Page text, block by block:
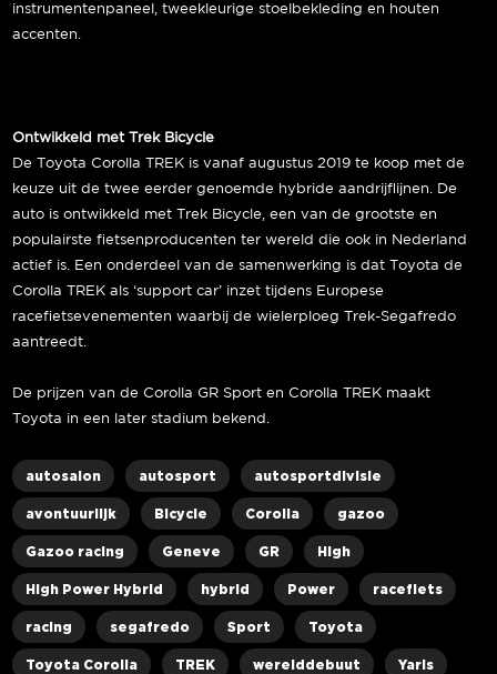
instrumentenpaneel, tweekleurige stoelbekleding en houten
accenten.
Ontwikkeld met Trek Bicycle
De Toyota Corolla TREK is vanaf augustus 2019 te koop met de
keuze uit de twee eerder genoemde hybride aandrijflijnen. De
auto is ontwikkeld met Trek Bicycle, een van de grootste en
populairste fietsenproducenten ter wereld die ook in Nederland
actief is. Een onderdeel van de samenwerking is dat Toyota de
Corolla TREK als ‘support car’ inzet tijdens Europese
racefietsevenementen waarbij de wielerploeg Trek-Segafredo
aantreedt.
De prijzen van de Corolla GR Sport en Corolla TREK maakt
Toyota in een later stadium bekend.
autosalon autosport autosportdivisie
avontuurlijk Bicycle Corolla gazoo
Gazoo racing Geneve GR High
High Power Hybrid hybrid Power racefiets
racing segafredo Sport Toyota
Toyota Corolla TREK werelddebuut Yaris